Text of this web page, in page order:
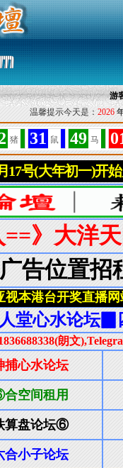
游
温馨提示今天是： 2026